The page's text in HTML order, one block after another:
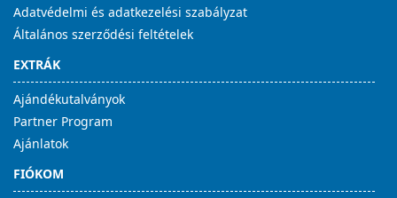
Adatvédelmi és adatkezelési szabályzat
Általános szerződési feltételek
EXTRÁK
Ajándékutalványok
Partner Program
Ajánlatok
FIÓKOM